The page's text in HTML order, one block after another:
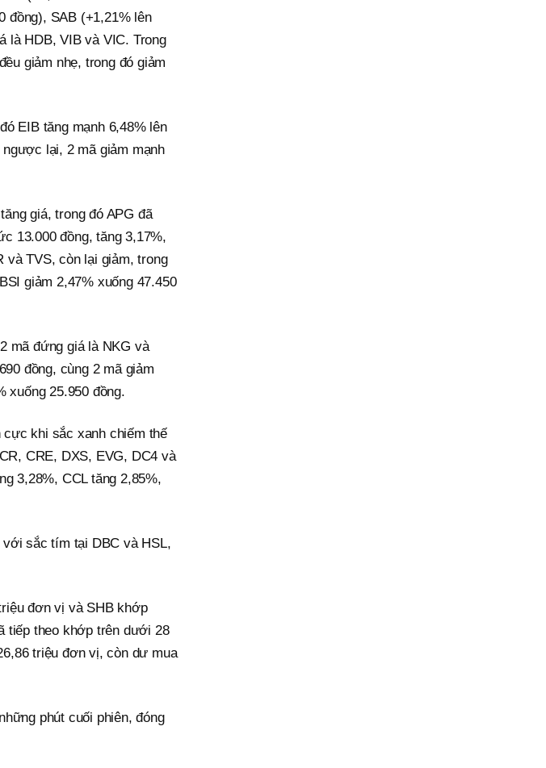
đồng), SAB (+1,21% lên
là HDB, VIB và VIC. Trong
giảm nhẹ, trong đó giảm
EIB tăng mạnh 6,48% lên
lại, 2 mã giảm mạnh
giá, trong đó APG đã
13.000 đồng, tăng 3,17%,
và TVS, còn lại giảm, trong
giảm 2,47% xuống 47.450
mã đứng giá là NKG và
đồng, cùng 2 mã giảm
xuống 25.950 đồng.
cực khi sắc xanh chiếm thế
CRE, DXS, EVG, DC4 và
3,28%, CCL tăng 2,85%,
sắc tím tại DBC và HSL,
đơn vị và SHB khớp
tiếp theo khớp trên dưới 28
triệu đơn vị, còn dư mua
phút cuối phiên, đóng